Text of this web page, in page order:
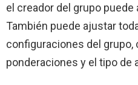
el creador del grupo
También puede ajustar
configuraciones del grupo,
ponderaciones y el tipo de